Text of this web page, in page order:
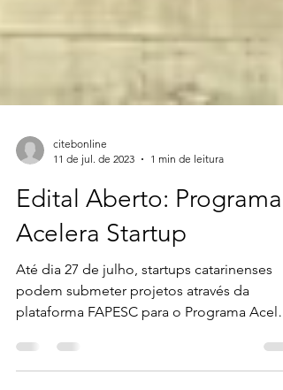
11 de jul. de 2023
1 min de leitura
Edital Aberto: Programa
Acelera Startup
Até dia 27 de julho, startups catarinenses
plataforma FAPESC para o Programa
Startup. Nesta 3a...